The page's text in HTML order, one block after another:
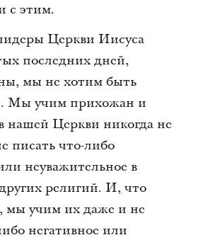
с этим.
Церкви Иисуса
последних дней,
мы не хотим быть
Мы учим прихожан и
нашей Церкви никогда не
писать что-либо
неуважительное в
религий. И, что
мы учим их даже и не
негативное или